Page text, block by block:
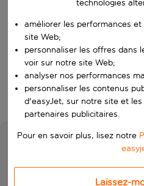
Qui
technologies
améliorer les performances
site Web;
personnaliser les offres dans
voir sur notre site Web;
analyser nos performances
personnaliser les contenus
d'easyJet, sur notre site et
partenaires publicitaires.
Pour en savoir plus, lisez notre
Laissez-